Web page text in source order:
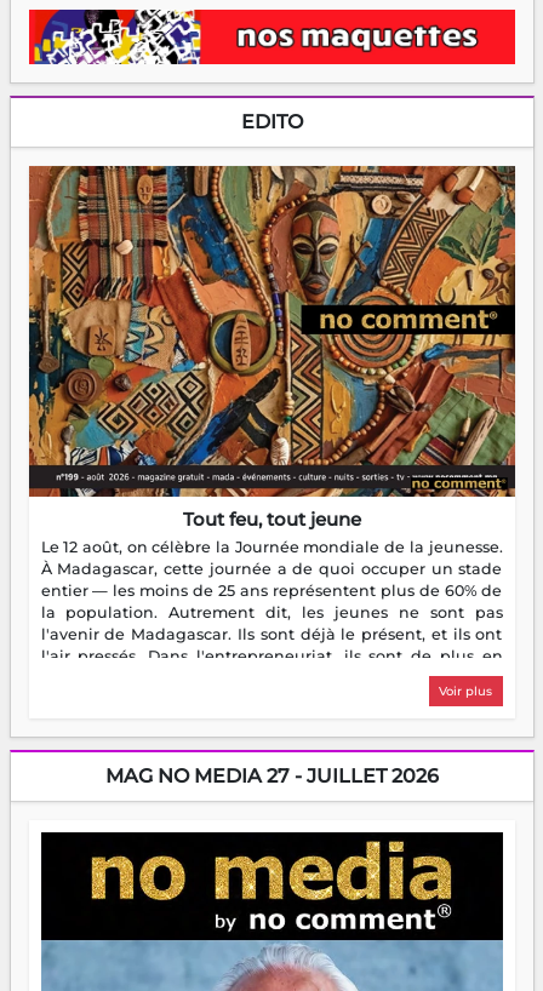
EDITO
Tout feu, tout jeune
Le 12 août, on célèbre la Journée mondiale de la jeunesse.
À Madagascar, cette journée a de quoi occuper un stade
entier — les moins de 25 ans représentent plus de 60% de
la population. Autrement dit, les jeunes ne sont pas
l'avenir de Madagascar. Ils sont déjà le présent, et ils ont
l'air pressés. Dans l'entrepreneuriat, ils sont de plus en
plus nombreux à se lancer, à créer, à risquer — souvent
sans filet, souvent sans aide, mais toujours avec cette
dorment vraiment la nuit. En culture, les nouvelles sont
encore meilleures. Aina Rasamoelina vient de décrocher le
Prix RFI Instrumental Afrique. Miangaly Elia rafle le Prix
jeunes qui tiennent la torche. Alors oui, on pourrait
s'arrêter là, applaudir et rentrer chez soi satisfait. Mais ce
serait passer à côté d'une chose essentielle. La fougue, ça
brûle fort — et parfois, ça brûle vite. Une flamme sans
direction peut éclairer autant qu'elle peut consumer. C'est
là que les aînés entrent en scène — pas pour reprendre le
gouvernail, mais pour montrer où sont les récifs. Les jeunes
ont la force, les vieux ont l'expérience, comme on dit. Ce
Voir plus
MAG NO MEDIA 27 - JUILLET 2026